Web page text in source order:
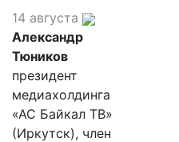
14 августа
Александр
Тюников
президент
медиахолдинга
«АС Байкал ТВ»
(Иркутск), член